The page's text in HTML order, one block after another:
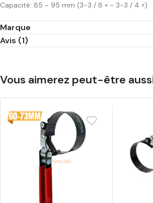
Capacité: 85 ~ 95 mm (3-3 / 8 « ~ 3-3 / 4 »)
Marque
Avis (1)
Vous aimerez peut-être